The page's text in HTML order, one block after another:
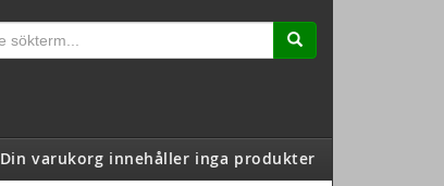
Din varukorg innehåller inga produkter